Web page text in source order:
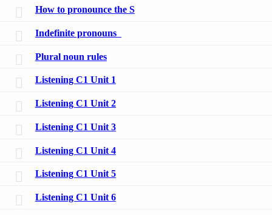
How to pronounce the S
Indefinite pronouns
Plural noun rules
Listening C1 Unit 1
Listening C1 Unit 2
Listening C1 Unit 3
Listening C1 Unit 4
Listening C1 Unit 5
Listening C1 Unit 6